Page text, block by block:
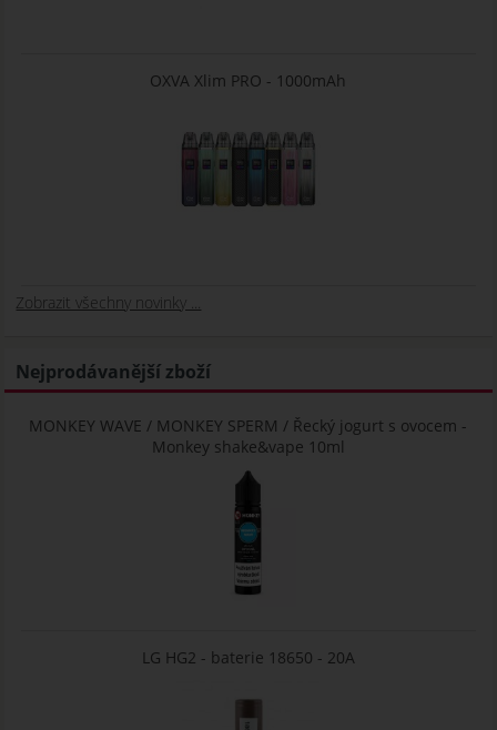
OXVA Xlim PRO - 1000mAh
Zobrazit všechny novinky ...
Nejprodávanější zboží
MONKEY WAVE / MONKEY SPERM / Řecký jogurt s ovocem -
Monkey shake&vape 10ml
LG HG2 - baterie 18650 - 20A